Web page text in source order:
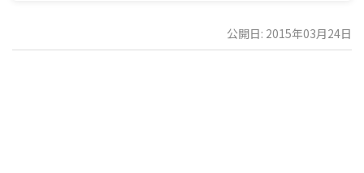
公開日: 2015年03月24日